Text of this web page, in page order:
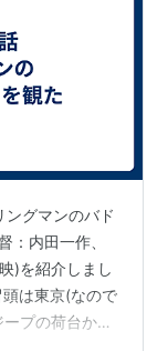
グマンのバド
：内田一作、
)を紹介しまし
は東京(なので
プの荷台から